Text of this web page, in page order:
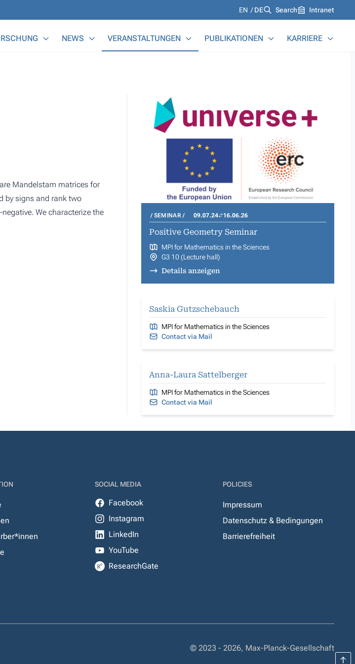
Languages
EN DE Search Intranet
NEWS VERANSTALTUNGEN PUBLIKATIONEN KARRIERE
Mandelstam matrices for
by signs and rank two
We characterize the
SEMINAR 09.07.24 16.06.26
Positive Geometry Seminar
MPI for Mathematics in the Sciences
G3 10 (Lecture hall)
Details anzeigen
Saskia Gutzschebauch
MPI for Mathematics in the Sciences
Contact via Mail
Anna-Laura Sattelberger
MPI for Mathematics in the Sciences
Contact via Mail
SOCIAL MEDIA
Facebook
Instagram
LinkedIn
YouTube
ResearchGate
POLICIES
Impressum
Datenschutz & Bedingungen
Barrierefreiheit
© 2023 - 2026, Max-Planck-Gesellschaft